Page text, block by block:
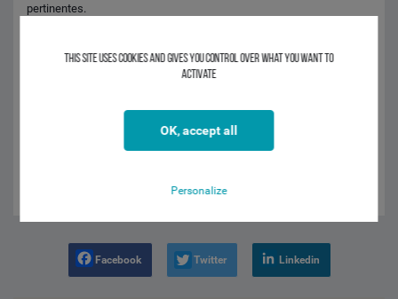
pertinentes.
JEAN LOUIS BASQUIN - CIC NORD OUEST
Frédéric VANDERPLANCKE - DIGIGALT
Facebook Twitter Linkedin
This site uses cookies and gives you control over what you want to
activate
OK, accept all
Personalize